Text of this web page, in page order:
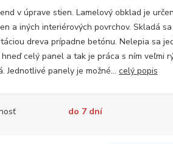
v úprave stien. Lamelový obklad je
a iných interiérových povrchov. Skladá
dreva prípadne betónu. Nelepia sa
celý panel a tak je práca s ním veľmi
Jednotlivé panely je možné... celý popis
do 7 dní